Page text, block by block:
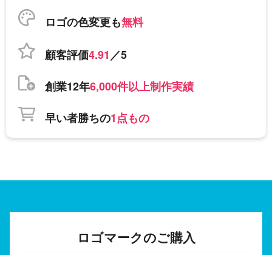
ロゴの色変更も無料
顧客評価4.91／5
創業12年6,000件以上制作実績
早い者勝ちの1点もの
ロゴマークのご購入